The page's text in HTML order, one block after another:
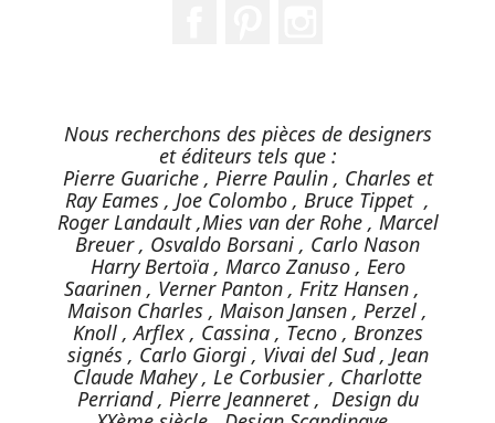
Nous recherchons des pièces de designers
et éditeurs tels que :
Pierre Guariche , Pierre Paulin , Charles et
Ray Eames , Joe Colombo , Bruce Tippet ,
Roger Landault ,Mies van der Rohe , Marcel
Breuer , Osvaldo Borsani , Carlo Nason
Harry Bertoïa , Marco Zanuso , Eero
Saarinen , Verner Panton , Fritz Hansen ,
Maison Charles , Maison Jansen , Perzel ,
Knoll , Arflex , Cassina , Tecno , Bronzes
signés , Carlo Giorgi , Vivai del Sud , Jean
Claude Mahey , Le Corbusier , Charlotte
Perriand , Pierre Jeanneret , Design du